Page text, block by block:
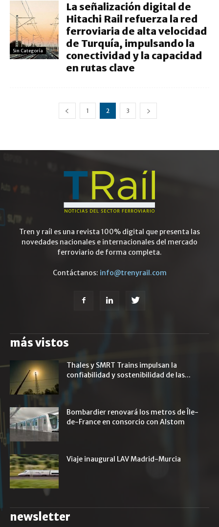
Sin Categoría
La señalización digital de
Hitachi Rail refuerza la red
ferroviaria de alta velocidad
de Turquía, impulsando la
conectividad y la capacidad
en rutas clave
1 2 3
Tren y raíl es una revista 100% digital que presenta las
novedades nacionales e internacionales del mercado
ferroviario de forma completa.
Contáctanos: info@trenyrail.com
más vistos
Thales y SMRT Trains impulsan la
confiabilidad y sostenibilidad de las...
Bombardier renovará los metros de Île-
de-France en consorcio con Alstom
Viaje inaugural LAV Madrid-Murcia
newsletter